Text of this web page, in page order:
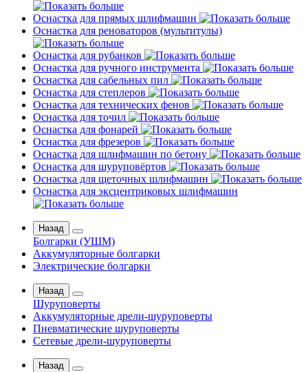
Оснастка для прямых шлифмашин
Оснастка для реноваторов (мультитулы)
Оснастка для рубанков
Оснастка для ручного инструмента
Оснастка для сабельных пил
Оснастка для степлеров
Оснастка для технических фенов
Оснастка для точил
Оснастка для фонарей
Оснастка для фрезеров
Оснастка для шлифмашин по бетону
Оснастка для шуруповёртов
Оснастка для щеточных шлифмашин
Оснастка для эксцентриковых шлифмашин
Назад
Болгарки (УШМ)
Аккумуляторные болгарки
Электрические болгарки
Назад
Шуруповерты
Аккумуляторные дрели-шуруповерты
Пневматические шуруповерты
Сетевые дрели-шуруповерты
Назад